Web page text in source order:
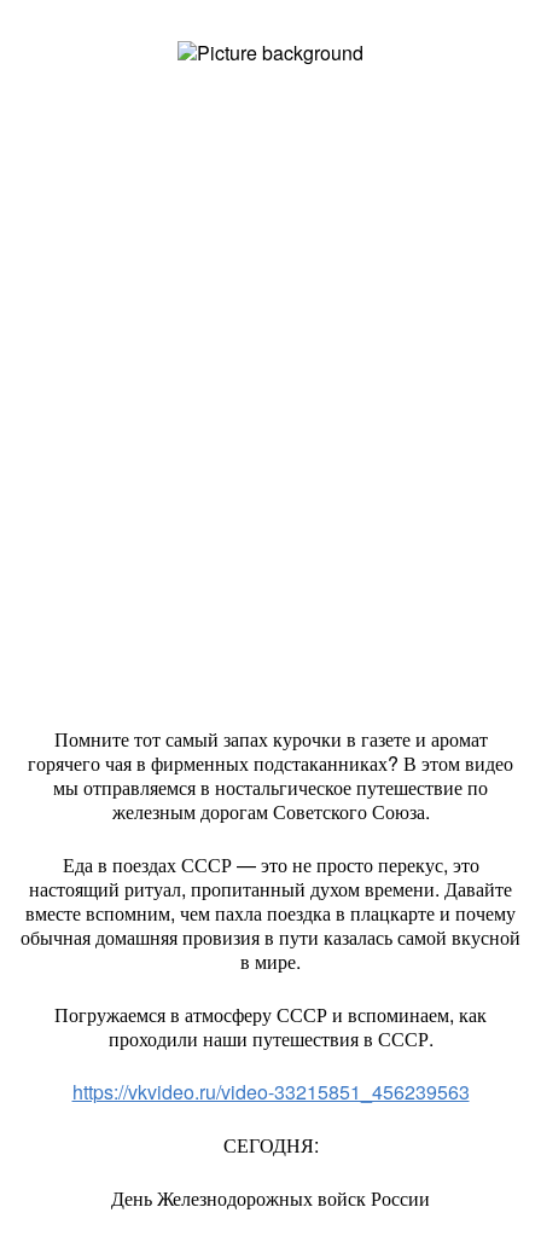
Помните тот самый запах курочки в газете и аромат
горячего чая в фирменных подстаканниках? В этом видео
мы отправляемся в ностальгическое путешествие по
железным дорогам Советского Союза.
Еда в поездах СССР — это не просто перекус, это
настоящий ритуал, пропитанный духом времени. Давайте
вместе вспомним, чем пахла поездка в плацкарте и почему
обычная домашняя провизия в пути казалась самой вкусной
в мире.
Погружаемся в атмосферу СССР и вспоминаем, как
проходили наши путешествия в СССР.
https://vkvideo.ru/video-33215851_456239563
СЕГОДНЯ:
День Железнодорожных войск России